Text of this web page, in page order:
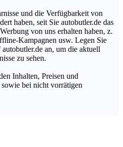
und die Verfügbarkeit von
haben, seit Sie autobutler.de das
von uns erhalten haben, z.
Kampagnen usw. Legen Sie
an, um die aktuell
zu sehen.
Inhalten, Preisen und
bei nicht vorrätigen